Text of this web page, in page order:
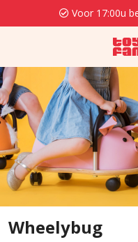
Voor 17:00u
Wheelybug